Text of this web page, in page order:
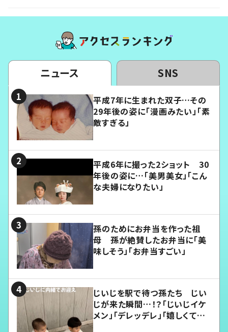
ニュース SNS
平成7年に生まれた双子…その
29年後の姿に「漫画みたい」「素
敵すぎる」
平成6年に撮った2ショット 30
年後の姿に…「美男美女」「こん
な夫婦になりたい」
孫のためにお弁当を作った祖
母 孫が絶賛したお弁当に「美
味しそう」「お弁当すごい」
じいじを駅で待つ孫たち じい
じが来た瞬間…！？「じいじイケ
メン」「デレッデレ」「嬉しくて可